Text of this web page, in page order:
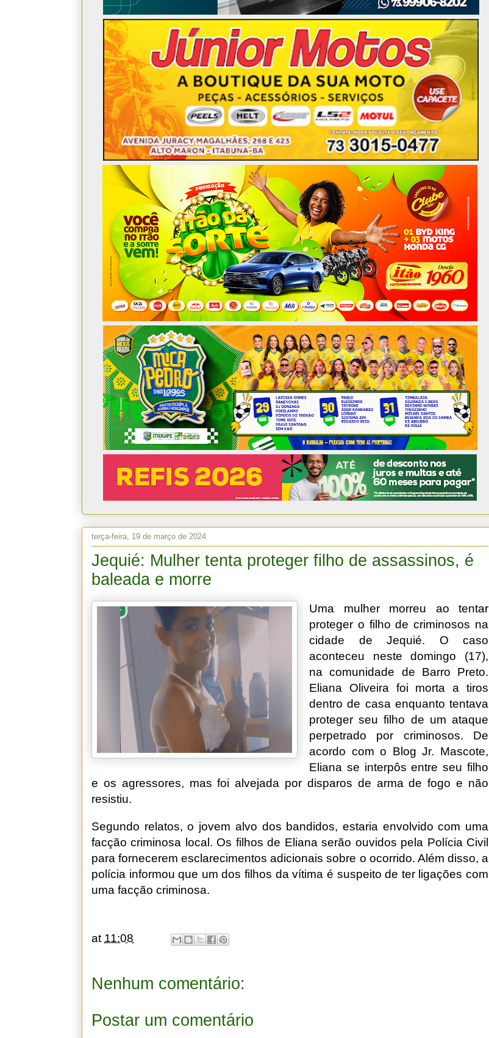
terça-feira, 19 de março de 2024
Jequié: Mulher tenta proteger filho de assassinos, é
baleada e morre
Uma mulher morreu ao tentar
proteger o filho de criminosos na
cidade de Jequié. O caso
aconteceu neste domingo (17),
na comunidade de Barro Preto.
Eliana Oliveira foi morta a tiros
dentro de casa enquanto tentava
proteger seu filho de um ataque
perpetrado por criminosos. De
acordo com o Blog Jr. Mascote,
Eliana se interpôs entre seu filho
e os agressores, mas foi alvejada por disparos de arma de fogo e não
resistiu.
Segundo relatos, o jovem alvo dos bandidos, estaria envolvido com uma
facção criminosa local. Os filhos de Eliana serão ouvidos pela Polícia Civil
para fornecerem esclarecimentos adicionais sobre o ocorrido. Além disso, a
polícia informou que um dos filhos da vítima é suspeito de ter ligações com
uma facção criminosa.
at 11:08
Nenhum comentário:
Postar um comentário